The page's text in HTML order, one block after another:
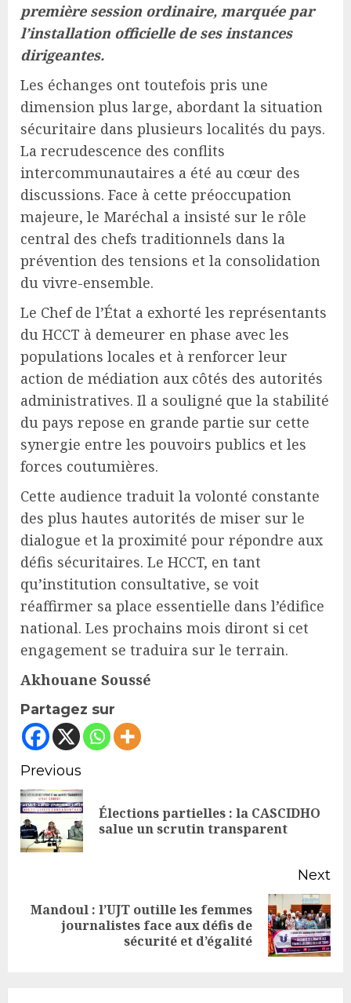
première session ordinaire, marquée par
l’installation officielle de ses instances
dirigeantes.
Les échanges ont toutefois pris une
dimension plus large, abordant la situation
sécuritaire dans plusieurs localités du pays.
La recrudescence des conflits
intercommunautaires a été au cœur des
discussions. Face à cette préoccupation
majeure, le Maréchal a insisté sur le rôle
central des chefs traditionnels dans la
prévention des tensions et la consolidation
du vivre-ensemble.
Le Chef de l’État a exhorté les représentants
du HCCT à demeurer en phase avec les
populations locales et à renforcer leur
action de médiation aux côtés des autorités
administratives. Il a souligné que la stabilité
du pays repose en grande partie sur cette
synergie entre les pouvoirs publics et les
forces coutumières.
Cette audience traduit la volonté constante
des plus hautes autorités de miser sur le
dialogue et la proximité pour répondre aux
défis sécuritaires. Le HCCT, en tant
qu’institution consultative, se voit
réaffirmer sa place essentielle dans l’édifice
national. Les prochains mois diront si cet
engagement se traduira sur le terrain.
Akhouane Soussé
Partagez sur
Continue
Reading
Previous
Élections partielles : la CASCIDHO
salue un scrutin transparent
Next
Mandoul : l’UJT outille les femmes
journalistes face aux défis de
sécurité et d’égalité